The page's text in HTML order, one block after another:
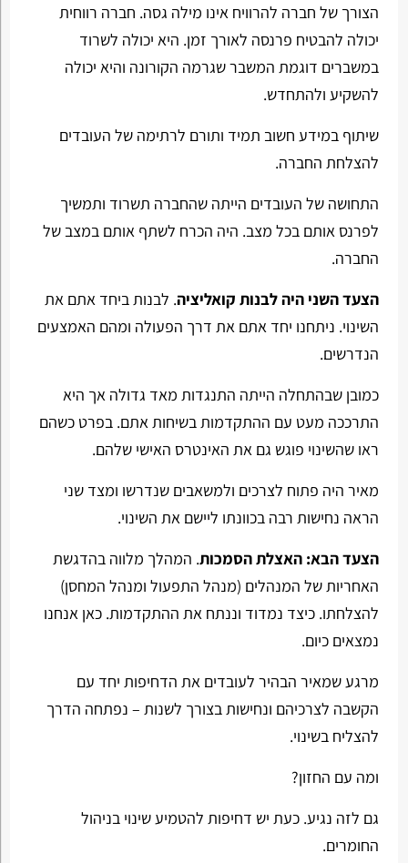
הצורך של חברה להרוויח אינו מילה גסה. חברה רווחית
יכולה להבטיח פרנסה לאורך זמן. היא יכולה לשרוד
במשברים דוגמת המשבר שגרמה הקורונה והיא יכולה
להשקיע ולהתחדש.
שיתוף במידע חשוב תמיד ותורם לרתימה של העובדים
להצלחת החברה.
התחושה של העובדים הייתה שהחברה תשרוד ותמשיך
לפרנס אותם בכל מצב. היה הכרח לשתף אותם במצב של
החברה.
הצעד השני היה לבנות קואליציה. לבנות ביחד אתם את
השינוי. ניתחנו יחד אתם את דרך הפעולה ומהם האמצעים
הנדרשים.
כמובן שבהתחלה הייתה התנגדות מאד גדולה אך היא
התרככה מעט עם ההתקדמות בשיחות אתם. בפרט כשהם
ראו שהשינוי פוגש גם את האינטרס האישי שלהם.
מאיר היה פתוח לצרכים ולמשאבים שנדרשו ומצד שני
הראה נחישות רבה בכוונתו ליישם את השינוי.
הצעד הבא: האצלת הסמכות. המהלך מלווה בהדגשת
האחריות של המנהלים (מנהל התפעול ומנהל המחסן)
להצלחתו. כיצד נמדוד וננתח את ההתקדמות. כאן אנחנו
נמצאים כיום.
מרגע שמאיר הבהיר לעובדים את הדחיפות יחד עם
הקשבה לצרכיהם ונחישות בצורך לשנות – נפתחה הדרך
להצליח בשינוי.
ומה עם החזון?
גם לזה נגיע. כעת יש דחיפות להטמיע שינוי בניהול
החומרים.